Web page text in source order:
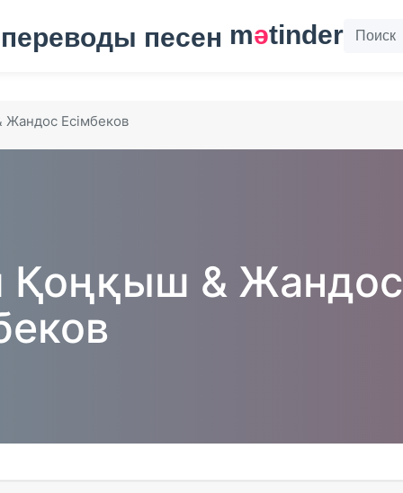
mәtinder
Есімбеков
Қоңқыш & Жандос